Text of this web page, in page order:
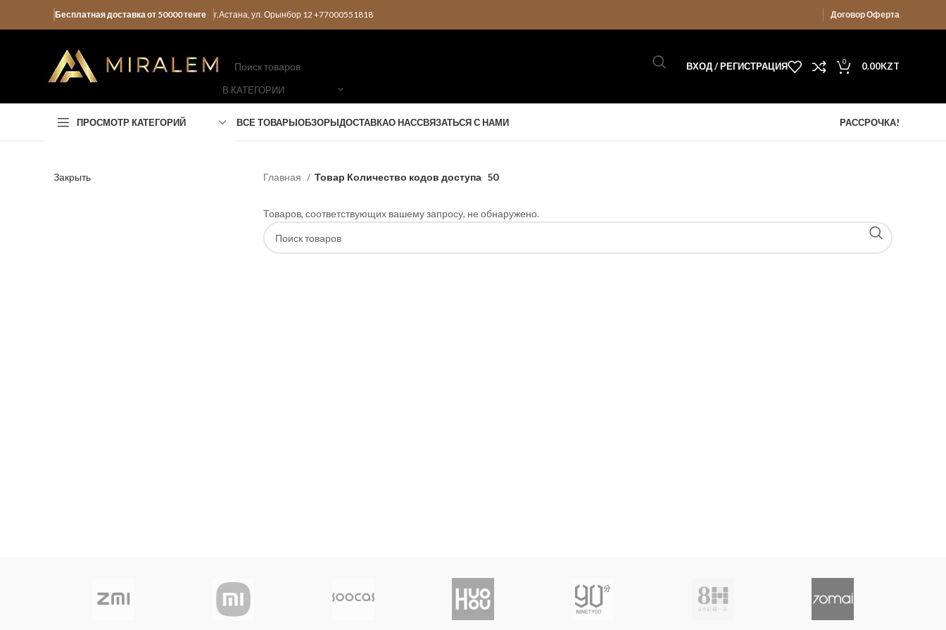
Бесплатная доставка от 50000 тенге г.Астана, ул. Орынбор 12 +77000551818 Договор Оферта
В КАТЕГОРИИ
ВХОД / РЕГИСТРАЦИЯ 0 0.00KZT
ПРОСМОТР КАТЕГОРИЙ ВСЕ ТОВАРЫОБЗОРЫДОСТАВКАО НАССВЯЗАТЬСЯ С НАМИ РАССРОЧКА!
Закрыть Главная Товар Количество кодов доступа 50
Товаров, соответствующих вашему запросу, не обнаружено.